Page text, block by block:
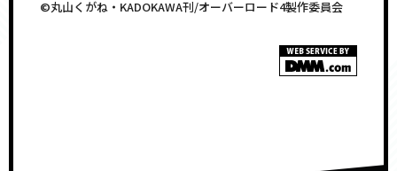
©丸山くがね・KADOKAWA刊/オーバーロード4製作委員会